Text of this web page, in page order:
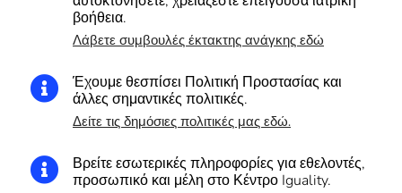
βοήθεια.
Λάβετε συμβουλές έκτακτης ανάγκης εδώ

Έχουμε θεσπίσει Πολιτική Προστασίας και
άλλες σημαντικές πολιτικές.
Δείτε τις δημόσιες πολιτικές μας εδώ.

Βρείτε εσωτερικές πληροφορίες για εθελοντές,
προσωπικό και μέλη στο Κέντρο Iguality.